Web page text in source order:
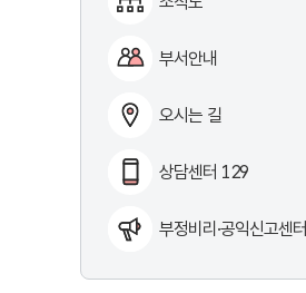
부서안내
오시는 길
상담센터 129
부정비리·공익신고센터